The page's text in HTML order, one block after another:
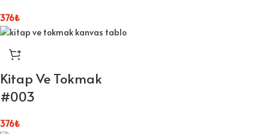
376₺
Kitap Ve Tokmak
#003
376₺